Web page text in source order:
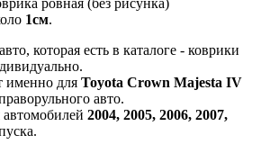
ровная (без рисунка)
1см.
которая есть в каталоге - коврики
именно для Toyota Crown Majesta IV
авто.
автомобилей 2004, 2005, 2006, 2007,